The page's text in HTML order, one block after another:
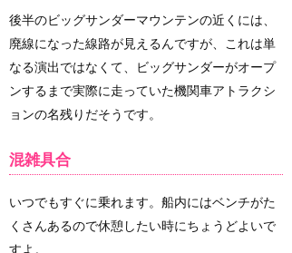
後半のビッグサンダーマウンテンの近くには、
廃線になった線路が見えるんですが、これは単
なる演出ではなくて、ビッグサンダーがオープ
ンするまで実際に走っていた機関車アトラクシ
ョンの名残りだそうです。
混雑具合
いつでもすぐに乗れます。船内にはベンチがた
くさんあるので休憩したい時にちょうどよいで
すよ。